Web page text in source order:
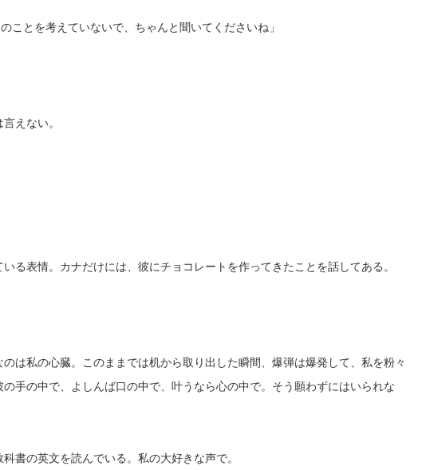
ことを考えていないで、ちゃんと聞いてくださいね」
えない。
る表情。カナだけには、彼にチョコレートを作ってきたことを話してある。
は私の心臓。このままでは机から取り出した瞬間、爆弾は爆発して、私を粉々
手の中で、よしんば口の中で、叶うなら心の中で。そう願わずにはいられな
書の英文を読んでいる。私の大好きな声で。